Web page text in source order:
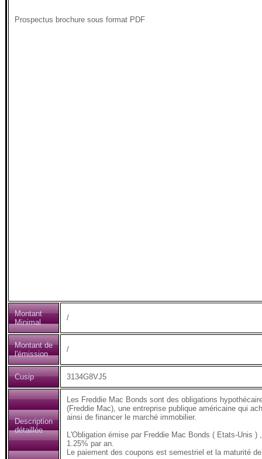
Prospectus brochure sous format PDF
Montant
Minimal
/
Montant de
l'émission
/
Cusip 3134G8VJ5
Description
détaillée
Les Freddie Mac Bonds sont des obligations
(Freddie Mac), une entreprise publique américaine qui
ainsi de financer le marché immobilier.
L'Obligation émise par Freddie Mac Bonds ( Etats-Unis
1.25% par an.
Le paiement des coupons est semestriel et la maturité